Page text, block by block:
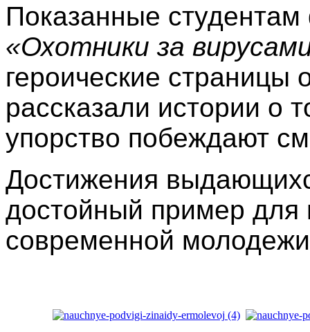
Показанные
«Охотники за
героические страницы
рассказали истории о
упорство побеждают
Достижения
достойный пример для
современной